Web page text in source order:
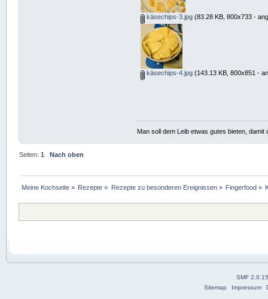
käsechips-3.jpg(83.28 KB, 800x733 -
käsechips-4.jpg(143.13 KB, 800x851 -
Man soll dem Leib etwas gutes bieten,
Seiten:1 Nach oben
Meine Kochseite » Rezepte » Rezepte zu besonderen Ereignissen» Fingerfood »
SMF
Sitemap
Impressum